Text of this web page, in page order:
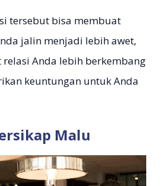
tersebut bisa membuat
jalin menjadi lebih awet,
Anda lebih berkembang
keuntungan untuk Anda
Malu